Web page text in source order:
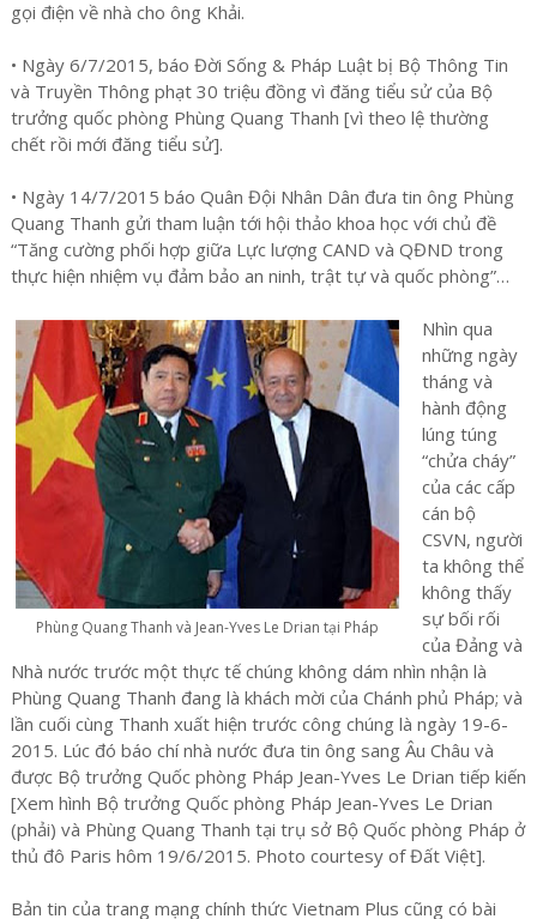
gọi điện về nhà cho ông Khải.
• Ngày 6/7/2015, báo Đời Sống & Pháp Luật bị Bộ Thông Tin
và Truyền Thông phạt 30 triệu đồng vì đăng tiểu sử của Bộ
trưởng quốc phòng Phùng Quang Thanh [vì theo lệ thường
chết rồi mới đăng tiểu sử].
• Ngày 14/7/2015 báo Quân Đội Nhân Dân đưa tin ông Phùng
Quang Thanh gửi tham luận tới hội thảo khoa học với chủ đề
“Tăng cường phối hợp giữa Lực lượng CAND và QĐND trong
thực hiện nhiệm vụ đảm bảo an ninh, trật tự và quốc phòng”…
Phùng Quang Thanh và Jean-Yves Le Drian tại Pháp
Nhìn qua
những ngày
tháng và
hành động
lúng túng
“chửa cháy”
của các cấp
cán bộ
CSVN, người
ta không thể
không thấy
sự bối rối
của Đảng và
Nhà nước trước một thực tế chúng không dám nhìn nhận là
Phùng Quang Thanh đang là khách mời của Chánh phủ Pháp; và
lần cuối cùng Thanh xuất hiện trước công chúng là ngày 19-6-
2015. Lúc đó báo chí nhà nước đưa tin ông sang Âu Châu và
được Bộ trưởng Quốc phòng Pháp Jean-Yves Le Drian tiếp kiến
[Xem hình Bộ trưởng Quốc phòng Pháp Jean-Yves Le Drian
(phải) và Phùng Quang Thanh tại trụ sở Bộ Quốc phòng Pháp ở
thủ đô Paris hôm 19/6/2015. Photo courtesy of Đất Việt].
Bản tin của trang mạng chính thức Vietnam Plus cũng có bài